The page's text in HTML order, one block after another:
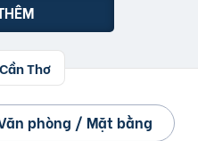
Thơ
phòng / Mặt bằng